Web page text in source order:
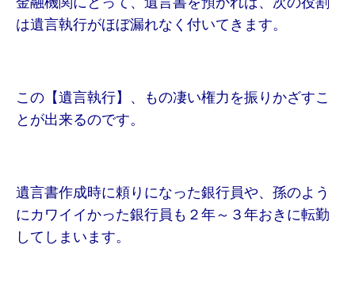
は遺言執行がほぼ漏れなく付いてきます。
この【遺言執行】、もの凄い権力を振りかざすこ
とが出来るのです。
遺言書作成時に頼りになった銀行員や、孫のよう
にカワイイかった銀行員も２年～３年おきに転勤
してしまいます。